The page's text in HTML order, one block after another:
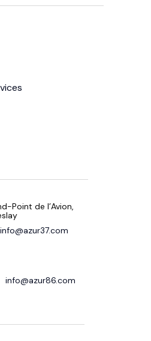
Point de l’Avion,
info@azur37.com
info@azur86.com